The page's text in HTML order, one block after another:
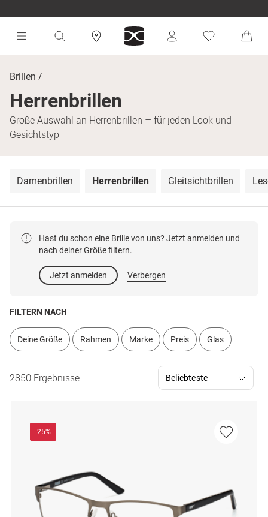
Brillen
Herrenbrillen
Große Auswahl an Herrenbrillen – für jeden Look und
Gesichtstyp
Damenbrillen Herrenbrillen Gleitsichtbrillen
Hast du schon eine Brille von uns? Jetzt anmelden und
nach deiner Größe filtern.
Jetzt anmelden Verbergen
FILTERN NACH
Deine Größe Rahmen Marke Preis Glas
2850 Ergebnisse
-25%